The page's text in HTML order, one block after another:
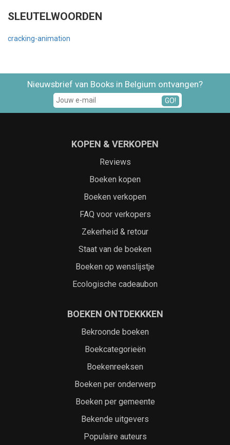
SLEUTELWOORDEN
cracking-animation
Nieuwsbrief van Books in Belgium ontvangen?
GO!
KOPEN & VERKOPEN
Reviews
Boeken kopen
Boeken verkopen
FAQ voor verkopers
Zekerheid & retour
Staat van de boeken
Boeken op wenslijstje
Ecologische cadeaubon
BOEKEN ONTDEKKKEN
Bekroonde boeken
Boekcategorieën
Boekenreeksen
Boeken per onderwerp
Boeken per gemeente
Bekende uitgevers
Populaire auteurs